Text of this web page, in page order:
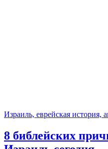
Израиль, еврейская история,
8 библейских